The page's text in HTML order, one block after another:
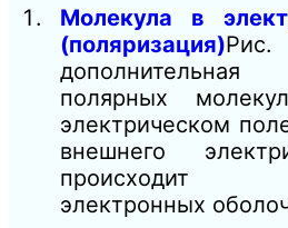
Молекула в
(поляризация)Рис.
полярных
электрическом
внешнего
происходит
электронных